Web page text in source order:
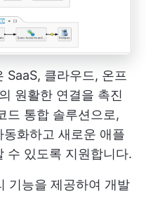
클라우드, 온프
원활한 연결을 촉진
드 통합 솔루션으로,
화하고 새로운 애플
수 있도록 지원합니다.
기능을 제공하여 개발